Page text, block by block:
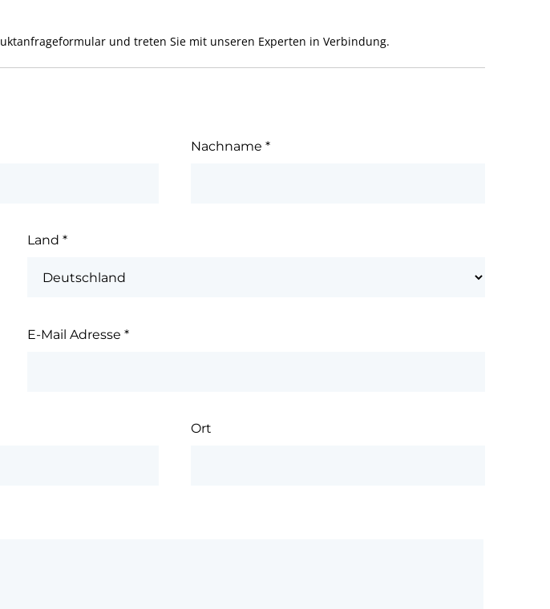
und treten Sie mit unseren Experten in Verbindung.
Nachname *
Land *
E-Mail Adresse *
Ort